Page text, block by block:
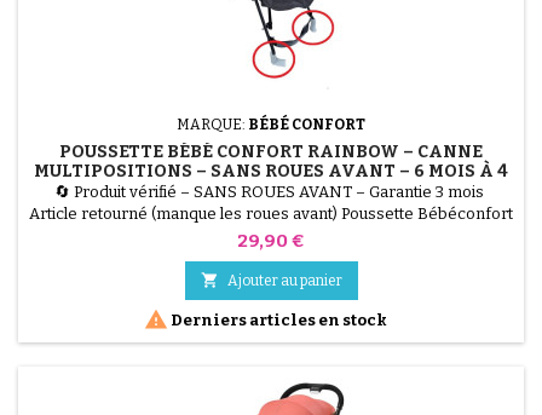
MARQUE: BÉBÉ CONFORT
POUSSETTE BÉBÉ CONFORT RAINBOW – CANNE
MULTIPOSITIONS – SANS ROUES AVANT – 6 MOIS À 4
ANS – MINERAL GRAPHITE
🔄 Produit vérifié – SANS ROUES AVANT – Garantie 3 mois
Article retourné (manque les roues avant) Poussette Bébéconfort
Rainbow, légère, compacte et multipositions. Utilisable de 6 mois
réutilisation ou pièces. Coloris Mineral Graphite (gris).
Prix
29,90 €
 Ajouter au panier
 Derniers articles en stock